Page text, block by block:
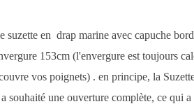
suzette en drap marine avec capuche
153cm (l'envergure est toujours
vos poignets) . en principe, la
souhaité une ouverture complète, ce qui